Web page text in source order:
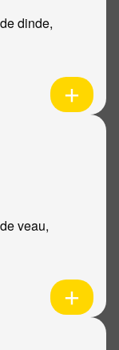
dinde,
veau,